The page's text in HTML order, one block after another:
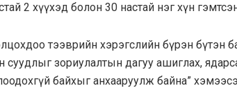
2 хүүхэд болон 30 настай нэг хүн
тээврийн хэрэгслийн бүрэн бүтэн
суудлыг зориулалтын дагуу ашиглах,
байхыг анхааруулж байна”